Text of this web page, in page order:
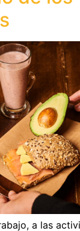
a las